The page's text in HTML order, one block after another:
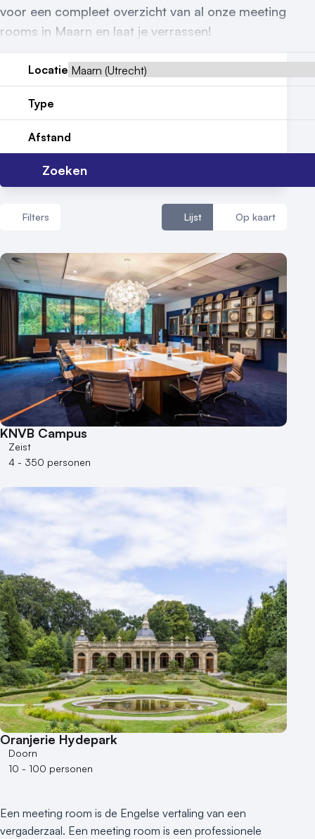
voor een compleet overzicht van al onze meeting
rooms in Maarn en laat je verrassen!
Locatie
Type
Afstand
Zoeken
Filters Lijst Op kaart
Aantal zalen
1 - 5 zalen
6 - 10 zalen
10 of meer zalen
Aantal personen
1 - 50 personen
50 - 100 personen
100 - 250 personen
250 - 500 personen
500+ personen
Duurzame locatie
Groene locatie
Heisessie
Hotel
Hybride events
Industriële locatie
Kasteel en landgoed
Kleine / intieme locatie
Locaties aan zee
Museum
Theater
Varende locatie
KNVB Campus
Zeist
4 - 350 personen
Oranjerie Hydepark
Doorn
10 - 100 personen
Een meeting room is de Engelse vertaling van een
vergaderzaal. Een meeting room is een professionele